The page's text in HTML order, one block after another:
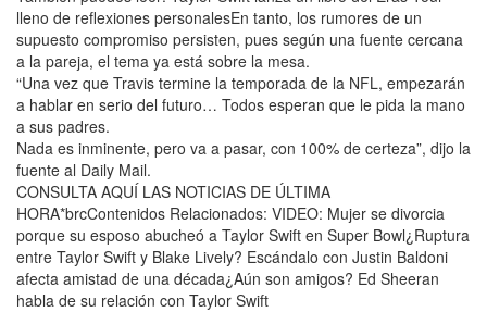
lleno de reflexiones personalesEn tanto, los rumores de un
supuesto compromiso persisten, pues según una fuente cercana
a la pareja, el tema ya está sobre la mesa.
“Una vez que Travis termine la temporada de la NFL, empezarán
a hablar en serio del futuro… Todos esperan que le pida la mano
a sus padres.
Nada es inminente, pero va a pasar, con 100% de certeza”, dijo la
fuente al Daily Mail.
CONSULTA AQUÍ LAS NOTICIAS DE ÚLTIMA
HORA*brcContenidos Relacionados: VIDEO: Mujer se divorcia
porque su esposo abucheó a Taylor Swift en Super Bowl¿Ruptura
entre Taylor Swift y Blake Lively? Escándalo con Justin Baldoni
afecta amistad de una década¿Aún son amigos? Ed Sheeran
habla de su relación con Taylor Swift